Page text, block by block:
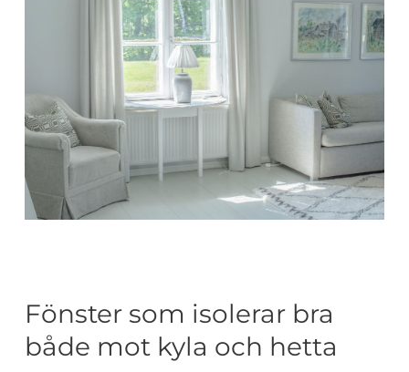
Fönster som isolerar bra
både mot kyla och hetta